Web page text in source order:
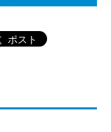
ポスト